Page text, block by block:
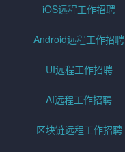
iOS远程工作招聘
Android远程工作招聘
UI远程工作招聘
AI远程工作招聘
区块链远程工作招聘